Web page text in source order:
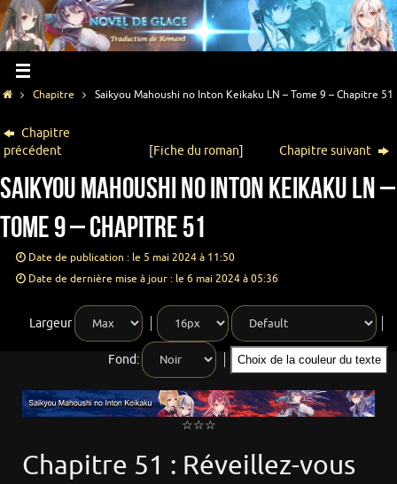
Chapitre Saikyou Mahoushi no Inton Keikaku LN – Tome 9 – Chapitre 51
Chapitre
précédent
[Fiche du roman] Chapitre suivant
Saikyou Mahoushi no Inton Keikaku LN –
Tome 9 – Chapitre 51
Date de publication : le 5 mai 2024 à 11:50
Date de dernière mise à jour : le 6 mai 2024 à 05:36
Largeur
Fond: Choix de la couleur du texte
☆☆☆
Chapitre 51 : Réveillez-vous